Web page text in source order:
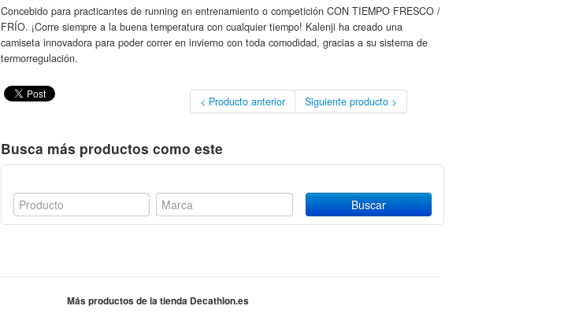
Concebido para practicantes de running en entrenamiento o competición CON TIEMPO FRESCO /
FRÍO. ¡Corre siempre a la buena temperatura con cualquier tiempo! Kalenji ha creado una
camiseta innovadora para poder correr en invierno con toda comodidad, gracias a su sistema de
termorregulación.
< Producto anterior Siguiente producto >
Busca más productos como este
Más productos de la tienda Decathlon.es